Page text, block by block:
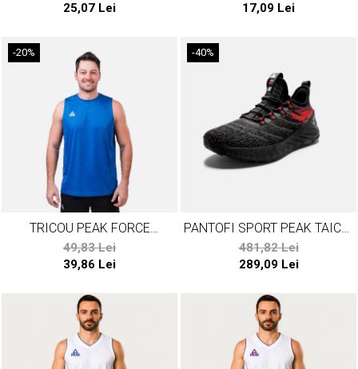
25,07 Lei 17,09 Lei
-20%
TRICOU PEAK FORCE
ALBASTRU
49,83 Lei
39,86 Lei
-40%
PANTOFI SPORT PEAK TAICHI
NEGRU/ROSU
481,82 Lei
289,09 Lei